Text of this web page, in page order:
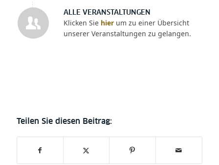
ALLE VERANSTALTUNGEN
Klicken Sie hierum zu einer Übersicht
unserer Veranstaltungen zu gelangen.